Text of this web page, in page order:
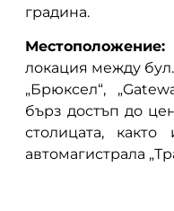
градина.
Местоположение:
локация между
„Брюксел“,
бърз достъп до
столицата,
автомагистрала